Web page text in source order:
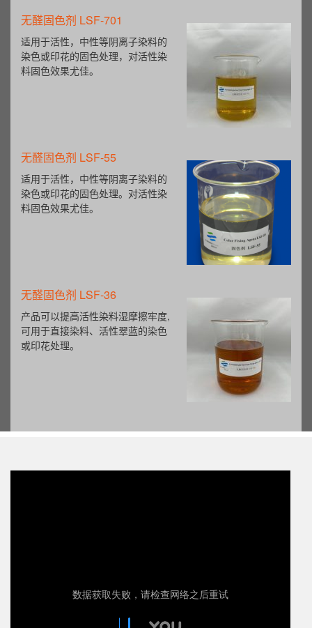
造纸湿强剂LSW-50
产品广泛应用于制造干燥或擦试用
纸，包装材料，室外用纸，湿材料
纸（，与其它特种用纸（钞票纸、
阴离子苯丙表胶 LSB-02
阴离子苯丙表胶LSB-02是苯乙烯酯
类共聚合成的新一代产品，能跟淀
粉有效的结合，赋予淀粉涂层良好
新型乳液型助留剂 LSR-30
新型乳液型助留剂LSR-30是一种低
粘度，高浓度的聚丙烯酰胺乳液。
主要适用于各种瓦楞纸、箱板纸、
白板纸、文化纸、新闻纸、淋膜原